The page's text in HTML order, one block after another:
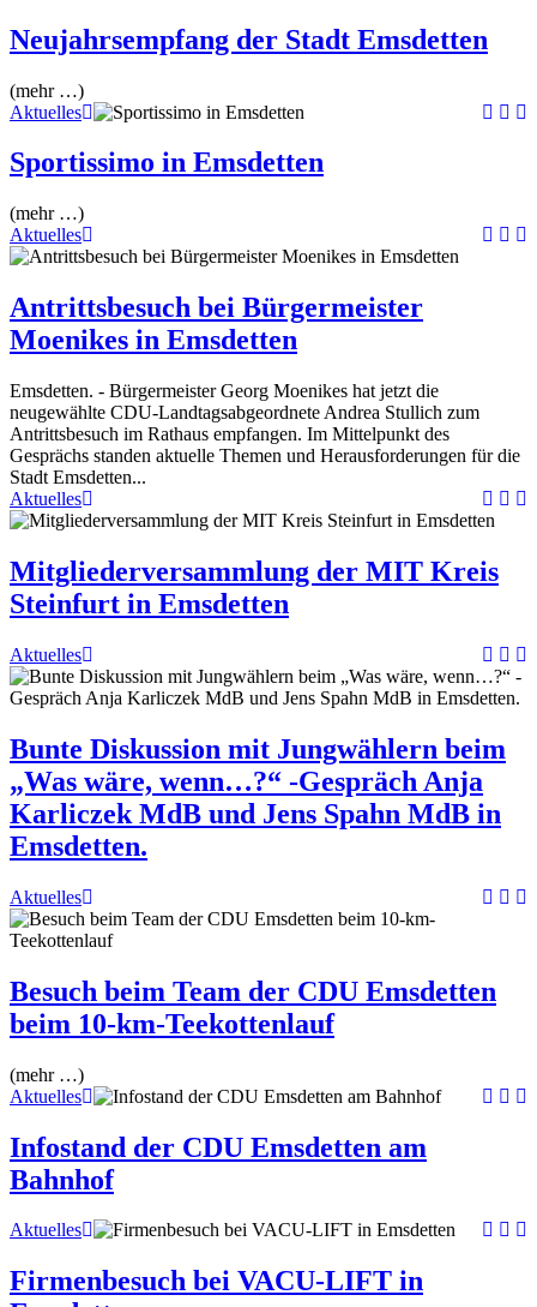
Neujahrsempfang der Stadt Emsdetten
(mehr …)
Aktuelles
Sportissimo in Emsdetten
(mehr …)
Aktuelles
Antrittsbesuch bei Bürgermeister
Moenikes in Emsdetten
Emsdetten. - Bürgermeister Georg Moenikes hat jetzt die
neugewählte CDU-Landtagsabgeordnete Andrea Stullich zum
Antrittsbesuch im Rathaus empfangen. Im Mittelpunkt des
Gesprächs standen aktuelle Themen und Herausforderungen für die
Stadt Emsdetten...
Aktuelles
Mitgliederversammlung der MIT Kreis
Steinfurt in Emsdetten
Aktuelles
Bunte Diskussion mit Jungwählern beim
„Was wäre, wenn…?“ -Gespräch Anja
Karliczek MdB und Jens Spahn MdB in
Emsdetten.
Aktuelles
Besuch beim Team der CDU Emsdetten
beim 10-km-Teekottenlauf
(mehr …)
Aktuelles
Infostand der CDU Emsdetten am
Bahnhof
Aktuelles
Firmenbesuch bei VACU-LIFT in